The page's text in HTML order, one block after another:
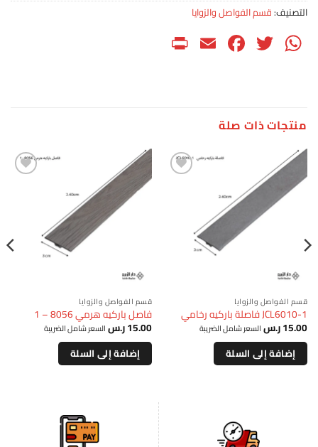
التصنيف:قسم الفواصل والزوايا
WhatsApp
Twitter
Facebook
Email
منتجات ذات صلة
قسم الفواصل والزوايا
JCL6010-1 فاصلة باركيه رخامي
15.00ر.س السعر شامل الضريبة
إضافة إلى السلة
قسم الفواصل والزوايا
فاصل باركيه هرمي 8056 – 1
15.00ر.س السعر شامل الضريبة
إضافة إلى السلة